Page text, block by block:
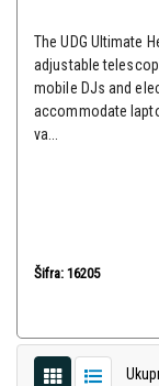
The UDG Ultimate
adjustable
mobile DJs and
accommodate
va...
Šifra: 16205